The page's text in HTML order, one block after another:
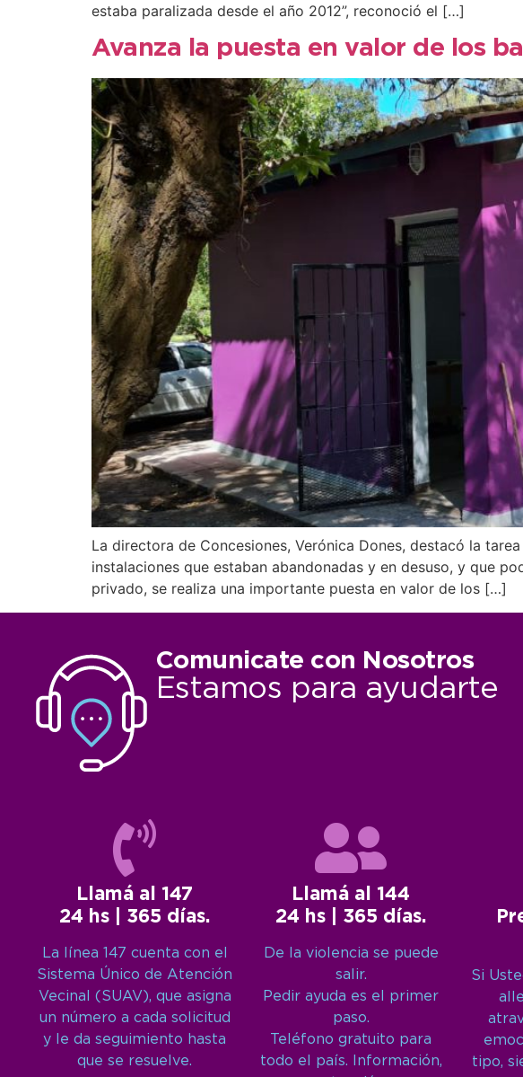
estaba paralizada desde el año 2012”, reconoció el […]
Avanza la puesta en valor de los
La directora de Concesiones, Verónica Dones, destacó la
instalaciones que estaban abandonadas y en desuso, y que
privado, se realiza una importante puesta en valor de los […]
Comunicate con Nosotros
Estamos para ayudarte
Llamá al 147
24 hs | 365 días.
La línea 147 cuenta con el
Sistema Único de Atención
Vecinal (SUAV), que asigna
un número a cada solicitud
y le da seguimiento hasta
que se resuelve.
Llamá al 144
24 hs | 365 días.
De la violencia se puede
salir.
Pedir ayuda es el primer
paso.
Teléfono gratuito para
todo el país. Información,
Si
tipo,